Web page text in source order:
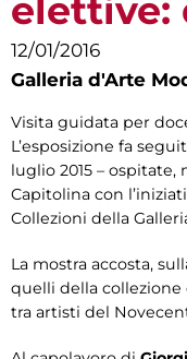
elettive:
12/01/2016
Galleria d'Arte
Visita guidata per
L’esposizione fa
luglio 2015 –
Capitolina con
Collezioni della
La mostra accosta,
quelli della
tra artisti del